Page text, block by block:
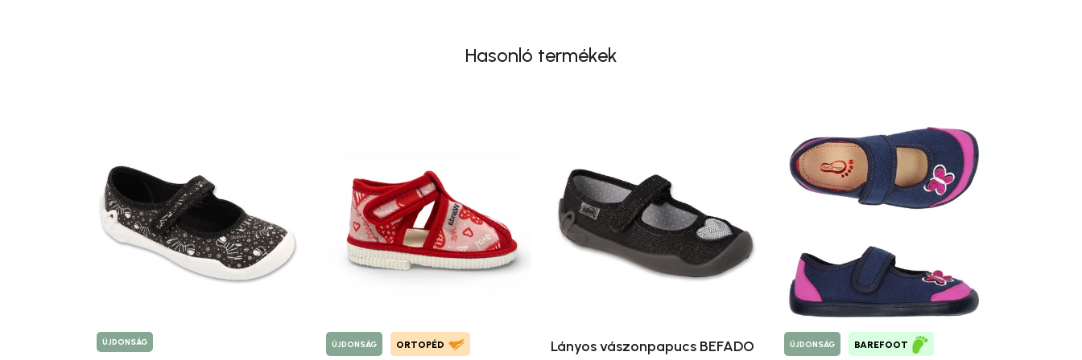
Hasonló termékek
ÚJDONSÁG ÚJDONSÁG ORTOPÉD
Lányos vászonpapucs BEFADO
ÚJDONSÁG BAREFOOT